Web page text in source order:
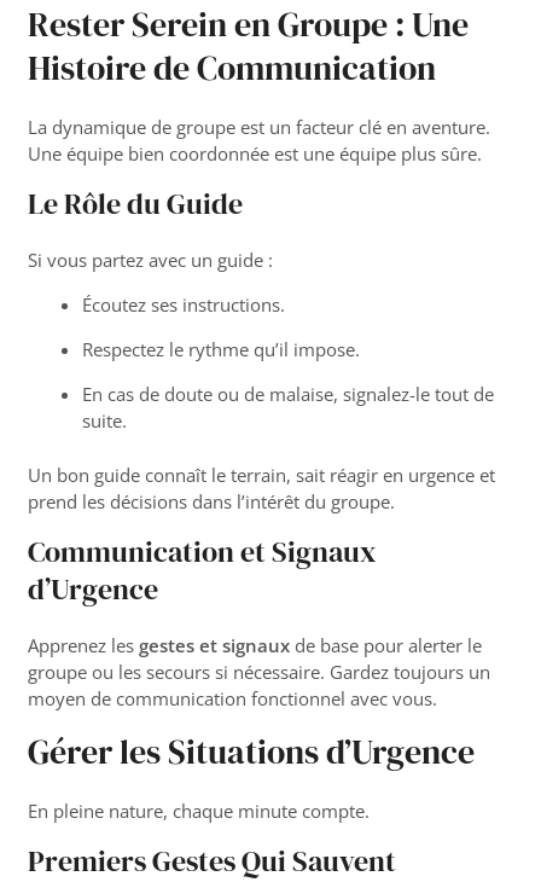
Rester Serein en Groupe : Une
Histoire de Communication
La dynamique de groupe est un facteur clé en aventure.
Une équipe bien coordonnée est une équipe plus sûre.
Le Rôle du Guide
Si vous partez avec un guide :
Écoutez ses instructions.
Respectez le rythme qu’il impose.
En cas de doute ou de malaise, signalez-le tout de
suite.
Un bon guide connaît le terrain, sait réagir en urgence et
prend les décisions dans l’intérêt du groupe.
Communication et Signaux
d’Urgence
Apprenez lesgestes et signaux de base pour alerter le
groupe ou les secours si nécessaire. Gardez toujours un
moyen de communication fonctionnel avec vous.
Gérer les Situations d’Urgence
En pleine nature, chaque minute compte.
Premiers Gestes Qui Sauvent